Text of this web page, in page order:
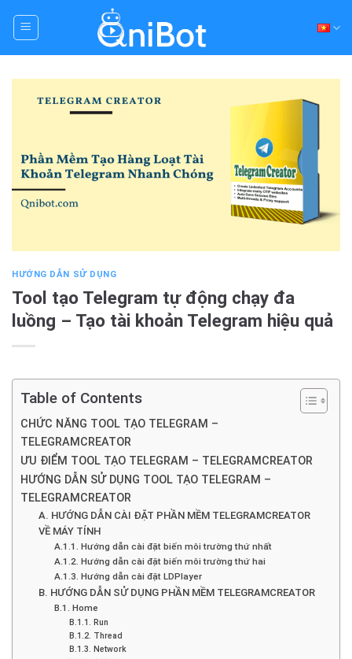
HƯỚNG DẪN SỬ DỤNG
Tool tạo Telegram tự động chạy đa
luồng – Tạo tài khoản Telegram hiệu quả
Table of Contents
CHỨC NĂNG TOOL TẠO TELEGRAM –
TELEGRAMCREATOR
ƯU ĐIỂM TOOL TẠO TELEGRAM – TELEGRAMCREATOR
HƯỚNG DẪN SỬ DỤNG TOOL TẠO TELEGRAM –
TELEGRAMCREATOR
A. HƯỚNG DẪN CÀI ĐẶT PHẦN MỀM TELEGRAMCREATOR
VỀ MÁY TÍNH
A.1.1. Hướng dẫn cài đặt biến môi trường thứ nhất
A.1.2. Hướng dẫn cài đặt biến môi trường thứ hai
A.1.3. Hướng dẫn cài đặt LDPlayer
B. HƯỚNG DẪN SỬ DỤNG PHẦN MỀM TELEGRAMCREATOR
B.1. Home
B.1.1. Run
B.1.2. Thread
B.1.3. Network